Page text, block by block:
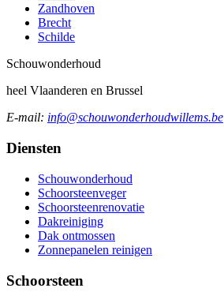
Zandhoven
Brecht
Schilde
Schouwonderhoud
heel Vlaanderen en Brussel
E-mail: info@schouwonderhoudwillems.be
Diensten
Schouwonderhoud
Schoorsteenveger
Schoorsteenrenovatie
Dakreiniging
Dak ontmossen
Zonnepanelen reinigen
Schoorsteen